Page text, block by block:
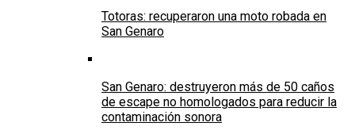
Totoras: recuperaron una moto robada en
San Genaro
San Genaro: destruyeron más de 50 caños
de escape no homologados para reducir la
contaminación sonora